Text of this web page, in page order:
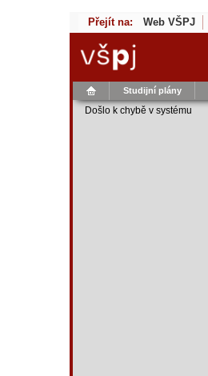
Přejít na: Web VŠPJ
Studijní plány
Došlo k chybě v systému